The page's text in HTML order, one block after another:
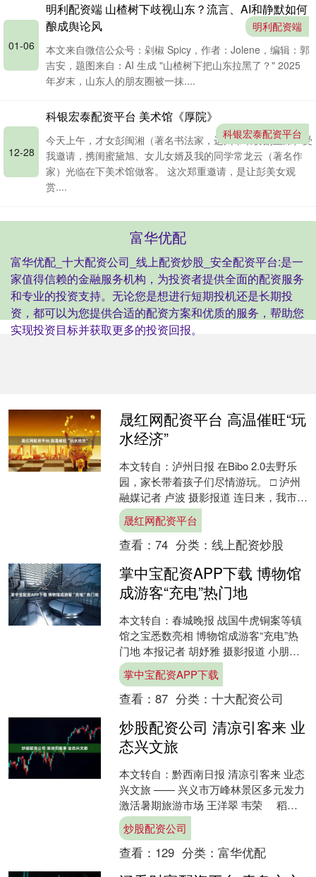
01-06
明利配资端 山楂树下歧视山东？流言、AI和静默如何
酿成舆论风
明利配资端
本文来自微信公众号：剁椒 Spicy，作者：Jolene，编辑：郭
吉安，题图来自：AI 生成 "山楂树下把山东拉黑了？" 2025
年岁末，山东人的朋友圈被一抹....
12-28
科银宏泰配资平台 美术馆《厚院》
科银宏泰配资平台
今天上午，才女彭闽湘（著名书法家，达州市书协副主席）受
我邀请，携闺蜜黛旭、女儿女婿及我的同学常龙云（著名作
家）光临在下美术馆做客。 这次郑重邀请，是让彭美女观
赏....
富华优配
富华优配_十大配资公司_线上配资炒股_安全配资平台:是一
家值得信赖的金融服务机构，为投资者提供全面的配资服务
和专业的投资支持。无论您是想进行短期投机还是长期投
资，都可以为您提供合适的配资方案和优质的服务，帮助您
实现投资目标并获取更多的投资回报。
晟红网配资平台 高温催旺“玩
水经济”
本文转自：泸州日报 在Bibo 2.0去野乐
园，家长带着孩子们尽情游玩。 □ 泸州
融媒记者 卢波 摄影报道 连日来，我市气
温持续升高，水上乐园和游泳池成为不
少市....
晟红网配资平台
查看： 74 分类： 线上配资炒股
掌中宝配资APP下载 博物馆
成游客“充电”热门地
本文转自：春城晚报 战国牛虎铜案等镇
馆之宝悉数亮相 博物馆成游客“充电”热
门地 本报记者 胡妤雅 摄影报道 小朋友
在解说员的讲解下参观了解牛虎铜案 暑
期以来，云....
掌中宝配资APP下载
查看： 87 分类： 十大配资公司
炒股配资公司 清凉引客来 业
态兴文旅
本文转自：黔西南日报 清凉引客来 业态
兴文旅 —— 兴义市万峰林景区多元发力
激活暑期旅游市场 王洋翠 韦荣 稻田
抓鱼欢乐多 体验布依族扎染 ....
炒股配资公司
查看： 129 分类： 富华优配